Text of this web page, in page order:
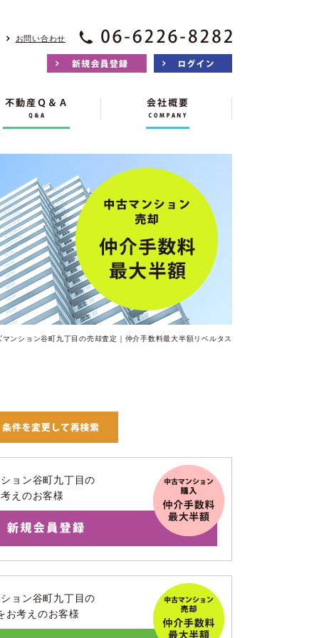
お問い合わせ
マンション谷町九丁目の売却査定｜仲介手数料最大半額リベルタス
ョン谷町九丁目の
えのお客様
ョン谷町九丁目の
お考えのお客様